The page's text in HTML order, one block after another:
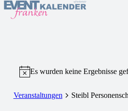
Es wurden keine Ergebnisse
Veranstaltungen Steibl